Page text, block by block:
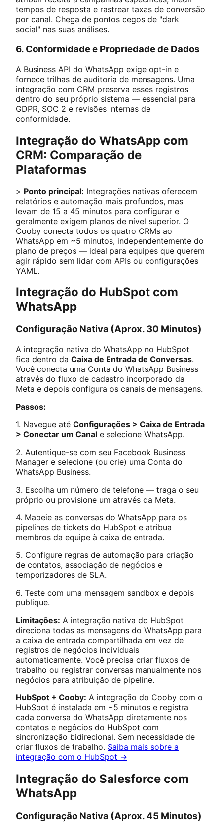
tempos de resposta e rastrear taxas de conversão
por canal. Chega de pontos cegos de "dark
social" nas suas análises.
6. Conformidade e Propriedade de Dados
A Business API do WhatsApp exige opt-in e
fornece trilhas de auditoria de mensagens. Uma
integração com CRM preserva esses registros
dentro do seu próprio sistema — essencial para
GDPR, SOC 2 e revisões internas de
conformidade.
Integração do WhatsApp com
CRM: Comparação de
Plataformas
> Ponto principal: Integrações nativas oferecem
relatórios e automação mais profundos, mas
levam de 15 a 45 minutos para configurar e
geralmente exigem planos de nível superior. O
Cooby conecta todos os quatro CRMs ao
WhatsApp em ~5 minutos, independentemente do
plano de preços — ideal para equipes que querem
agir rápido sem lidar com APIs ou configurações
YAML.
Integração do HubSpot com
WhatsApp
Configuração Nativa (Aprox. 30 Minutos)
A integração nativa do WhatsApp no HubSpot
fica dentro da Caixa de Entrada de Conversas.
Você conecta uma Conta do WhatsApp Business
através do fluxo de cadastro incorporado da
Meta e depois configura os canais de mensagens.
Passos:
1. Navegue até Configurações > Caixa de Entrada
> Conectar um Canal e selecione WhatsApp.
2. Autentique-se com seu Facebook Business
Manager e selecione (ou crie) uma Conta do
WhatsApp Business.
3. Escolha um número de telefone — traga o seu
próprio ou provisione um através da Meta.
4. Mapeie as conversas do WhatsApp para os
pipelines de tickets do HubSpot e atribua
membros da equipe à caixa de entrada.
5. Configure regras de automação para criação
de contatos, associação de negócios e
temporizadores de SLA.
6. Teste com uma mensagem sandbox e depois
publique.
Limitações: A integração nativa do HubSpot
direciona todas as mensagens do WhatsApp para
a caixa de entrada compartilhada em vez de
registros de negócios individuais
automaticamente. Você precisa criar fluxos de
trabalho ou registrar conversas manualmente nos
negócios para atribuição de pipeline.
HubSpot + Cooby: A integração do Cooby com o
HubSpot é instalada em ~5 minutos e registra
cada conversa do WhatsApp diretamente nos
contatos e negócios do HubSpot com
sincronização bidirecional. Sem necessidade de
criar fluxos de trabalho. Saiba mais sobre a
integração com o HubSpot →
Integração do Salesforce com
WhatsApp
Configuração Nativa (Aprox. 45 Minutos)